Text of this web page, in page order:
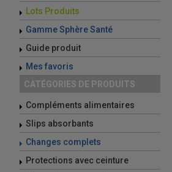
Lots Produits
Gamme Sphère Santé
Guide produit
Mes favoris
CATÉGORIES DE PRODUITS
Compléments alimentaires
Slips absorbants
Changes complets
Protections avec ceinture